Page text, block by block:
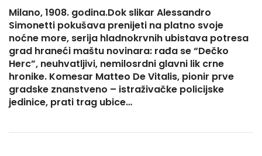
Milano, 1908. godina.Dok slikar Alessandro
Simonetti pokušava prenijeti na platno svoje
noćne more, serija hladnokrvnih ubistava potresa
grad hraneći maštu novinara: rađa se “Dečko
Herc”, neuhvatljivi, nemilosrdni glavni lik crne
hronike. Komesar Matteo De Vitalis, pionir prve
gradske znanstveno – istraživačke policijske
jedinice, prati trag ubice…